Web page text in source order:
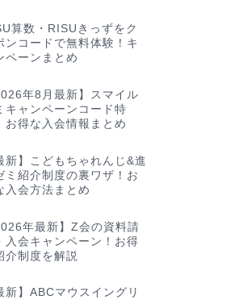
算数・RISUきっずをク
ンコードで無料体験！キ
ペーンまとめ
年8月最新】スマイル
キャンペーンコード特
お得な入会情報まとめ
新】こどもちゃれんじ&進
ミ紹介制度の裏ワザ！お
入会方法まとめ
年最新】Z会の資料請
入会キャンペーン！お得
介制度を解説
新】ABCマウスイングリ